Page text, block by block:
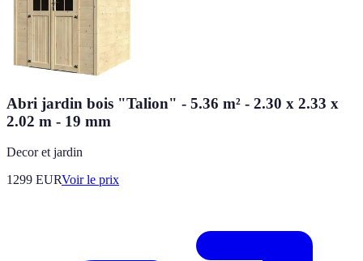
Abri jardin bois "Talion" - 5.36 m² - 2.30 x 2.33 x
2.02 m - 19 mm
Decor et jardin
1299 EURVoir le prix